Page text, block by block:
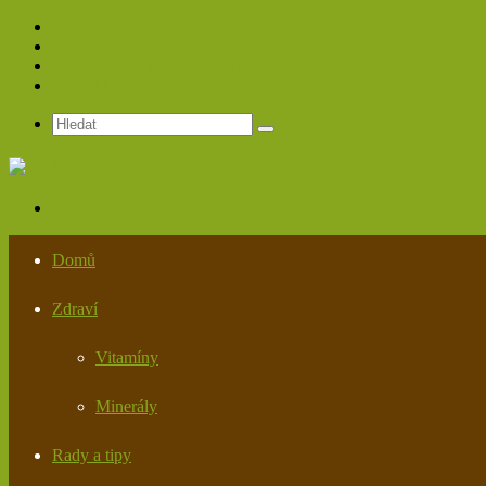
Hledat
Domů
Zdraví
Vitamíny
Minerály
Rady a tipy